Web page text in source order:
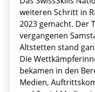
weiteren Schritt in
2023 gemacht. Der
vergangenen
Altstetten stand
Die
bekamen in den
Medien,